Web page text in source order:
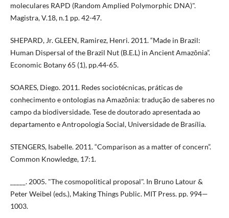
moleculares RAPD (Random Amplied Polymorphic DNA)".
Magistra, V.18, n.1 pp. 42-47.
SHEPARD, Jr. GLEEN, Ramirez, Henri. 2011. “Made in Brazil:
Human Dispersal of the Brazil Nut (B.E.L) in Ancient Amazônia”.
Economic Botany 65 (1), pp.44-65.
SOARES, Diego. 2011. Redes sociotécnicas, práticas de
conhecimento e ontologias na Amazônia: tradução de saberes no
campo da biodiversidade. Tese de doutorado apresentada ao
departamento e Antropologia Social, Universidade de Brasília.
STENGERS, Isabelle. 2011. “Comparison as a matter of concern”.
Common Knowledge, 17:1.
_____. 2005. "The cosmopolitical proposal". In Bruno Latour &
Peter Weibel (eds.), Making Things Public. MIT Press. pp. 994—
1003.